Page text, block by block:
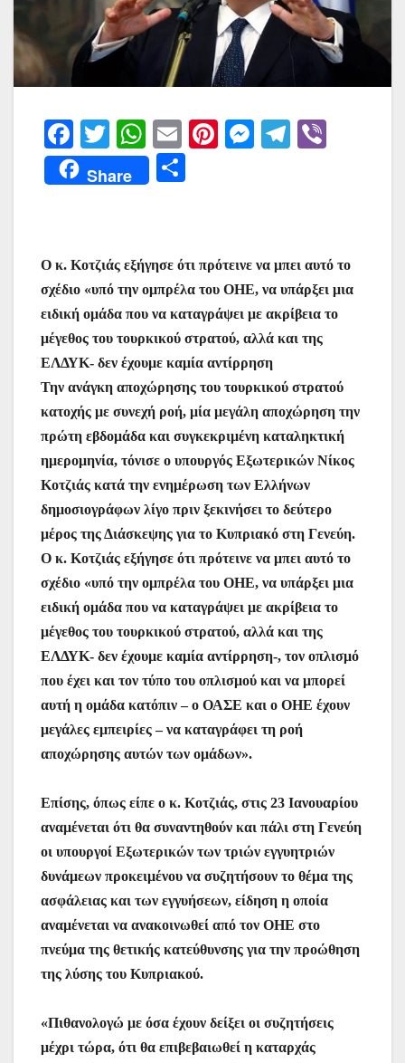
F
a
c
o
o
k
T
w
itt
W
h
at
p
p
E
m
ai
Pi
st
M
n
g
er
T
m
Share
α
σ
τε
ίτ
ε
Ο κ. Κοτζιάς εξήγησε ότι πρότεινε να μπει αυτό το
σχέδιο «υπό την ομπρέλα του ΟΗΕ, να υπάρξει μια
ειδική ομάδα που να καταγράψει με ακρίβεια το
μέγεθος του τουρκικού στρατού, αλλά και της
ΕΛΔΥΚ- δεν έχουμε καμία αντίρρηση
Την ανάγκη αποχώρησης του τουρκικού στρατού
κατοχής με συνεχή ροή, μία μεγάλη αποχώρηση την
πρώτη εβδομάδα και συγκεκριμένη καταληκτική
ημερομηνία, τόνισε ο υπουργός Εξωτερικών Νίκος
Κοτζιάς κατά την ενημέρωση των Ελλήνων
δημοσιογράφων λίγο πριν ξεκινήσει το δεύτερο
μέρος της Διάσκεψης για το Κυπριακό στη Γενεύη.
Ο κ. Κοτζιάς εξήγησε ότι πρότεινε να μπει αυτό το
σχέδιο «υπό την ομπρέλα του ΟΗΕ, να υπάρξει μια
ειδική ομάδα που να καταγράψει με ακρίβεια το
μέγεθος του τουρκικού στρατού, αλλά και της
ΕΛΔΥΚ- δεν έχουμε καμία αντίρρηση-, τον οπλισμό
που έχει και τον τύπο του οπλισμού και να μπορεί
αυτή η ομάδα κατόπιν – ο ΟΑΣΕ και ο ΟΗΕ έχουν
μεγάλες εμπειρίες – να καταγράφει τη ροή
αποχώρησης αυτών των ομάδων».
Επίσης, όπως είπε ο κ. Κοτζιάς, στις 23 Ιανουαρίου
αναμένεται ότι θα συναντηθούν και πάλι στη Γενεύη
οι υπουργοί Εξωτερικών των τριών εγγυητριών
δυνάμεων προκειμένου να συζητήσουν το θέμα της
ασφάλειας και των εγγυήσεων, είδηση η οποία
αναμένεται να ανακοινωθεί από τον ΟΗΕ στο
πνεύμα της θετικής κατεύθυνσης για την προώθηση
της λύσης του Κυπριακού.
«Πιθανολογώ με όσα έχουν δείξει οι συζητήσεις
μέχρι τώρα, ότι θα επιβεβαιωθεί η καταρχάς